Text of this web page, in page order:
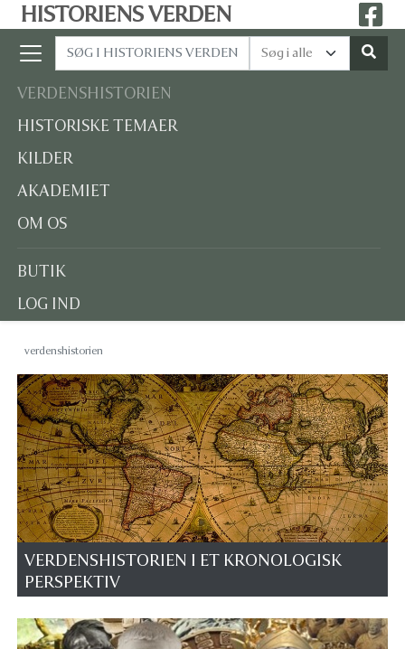
HISTORIENS VERDEN
VERDENSHISTORIEN
HISTORISKE TEMAER
KILDER
AKADEMIET
OM OS
BUTIK
LOG IND
verdenshistorien
VERDENSHISTORIEN I ET KRONOLOGISK
PERSPEKTIV